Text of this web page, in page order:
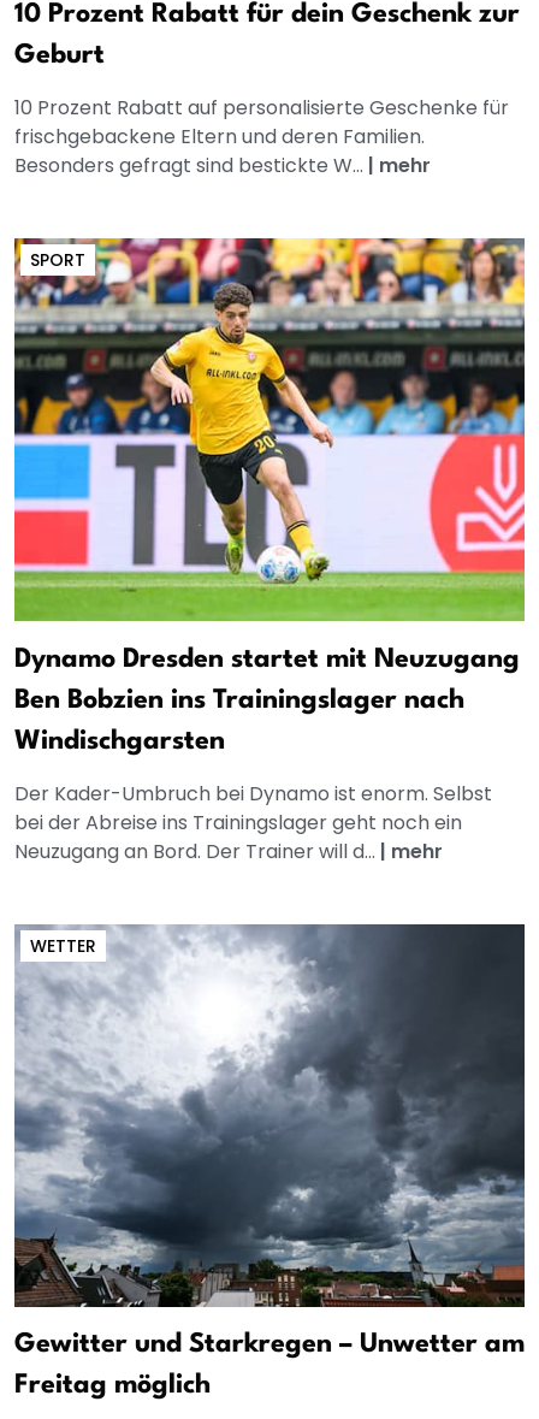
10 Prozent Rabatt für dein Geschenk zur
Geburt
10 Prozent Rabatt auf personalisierte Geschenke für
frischgebackene Eltern und deren Familien.
Besonders gefragt sind bestickte W... | mehr
SPORT
Dynamo Dresden startet mit Neuzugang
Ben Bobzien ins Trainingslager nach
Windischgarsten
Der Kader-Umbruch bei Dynamo ist enorm. Selbst
bei der Abreise ins Trainingslager geht noch ein
Neuzugang an Bord. Der Trainer will d... | mehr
WETTER
Gewitter und Starkregen – Unwetter am
Freitag möglich